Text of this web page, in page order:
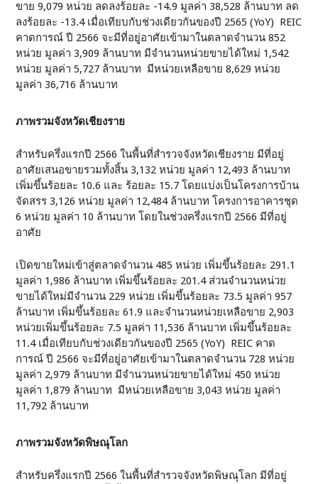
ขาย 9,079 หน่วย ลดลงร้อยละ -14.9 มูลค่า 38,528 ล้านบาท ลด
ลงร้อยละ -13.4 เมื่อเทียบกับช่วงเดียวกันของปี 2565 (YoY) REIC
คาดการณ์ ปี 2566 จะมีที่อยู่อาศัยเข้ามาในตลาดจำนวน 852
หน่วย มูลค่า 3,909 ล้านบาท มีจำนวนหน่วยขายได้ใหม่ 1,542
หน่วย มูลค่า 5,727 ล้านบาท มีหน่วยเหลือขาย 8,629 หน่วย
มูลค่า 36,716 ล้านบาท
ภาพรวมจังหวัดเชียงราย
สำหรับครึ่งแรกปี 2566 ในพื้นที่สำรวจจังหวัดเชียงราย มีที่อยู่
อาศัยเสนอขายรวมทั้งสิ้น 3,132 หน่วย มูลค่า 12,493 ล้านบาท
เพิ่มขึ้นร้อยละ 10.6 และ ร้อยละ 15.7 โดยแบ่งเป็นโครงการบ้าน
จัดสรร 3,126 หน่วย มูลค่า 12,484 ล้านบาท โครงการอาคารชุด
6 หน่วย มูลค่า 10 ล้านบาท โดยในช่วงครึ่งแรกปี 2566 มีที่อยู่
อาศัย
เปิดขายใหม่เข้าสู่ตลาดจำนวน 485 หน่วย เพิ่มขึ้นร้อยละ 291.1
มูลค่า 1,986 ล้านบาท เพิ่มขึ้นร้อยละ 201.4 ส่วนจำนวนหน่วย
ขายได้ใหม่มีจำนวน 229 หน่วย เพิ่มขึ้นร้อยละ 73.5 มูลค่า 957
ล้านบาท เพิ่มขึ้นร้อยละ 61.9 และจำนวนหน่วยเหลือขาย 2,903
หน่วยเพิ่มขึ้นร้อยละ 7.5 มูลค่า 11,536 ล้านบาท เพิ่มขึ้นร้อยละ
11.4 เมื่อเทียบกับช่วงเดียวกันของปี 2565 (YoY) REIC คาด
การณ์ ปี 2566 จะมีที่อยู่อาศัยเข้ามาในตลาดจำนวน 728 หน่วย
มูลค่า 2,979 ล้านบาท มีจำนวนหน่วยขายได้ใหม่ 450 หน่วย
มูลค่า 1,879 ล้านบาท มีหน่วยเหลือขาย 3,043 หน่วย มูลค่า
11,792 ล้านบาท
ภาพรวมจังหวัดพิษณุโลก
สำหรับครึ่งแรกปี 2566 ในพื้นที่สำรวจจังหวัดพิษณุโลก มีที่อยู่